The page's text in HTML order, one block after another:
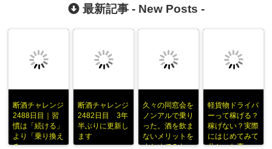
最新記事 - New Posts -
断酒チャレンジ
2488日目｜習
慣は「続ける」
より「乗り換え
る」
断酒チャレンジ
2482日目 3年
半ぶりに更新し
ます
久々の同窓会を
ノンアルで乗り
った。酒を飲ま
ないメリットを
まとめてみた
軽貨物ドライバ
ーって稼げる？
稼げない？実際
にはじめてみて
分かった事